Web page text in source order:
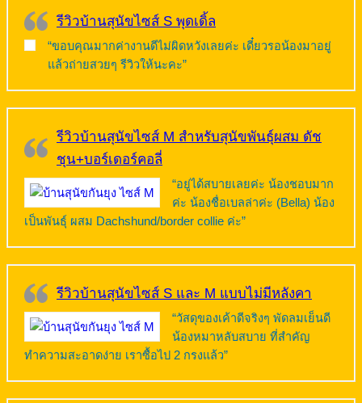
รีวิวบ้านสุนัขไซส์ S พุดเดิ้ล
“ขอบคุณมากค่างานดีไม่ผิดหวังเลยค่ะ เดี๋ยวรอน้องมาอยู่
แล้วถ่ายสวยๆ รีวิวให้นะคะ”
รีวิวบ้านสุนัขไซส์ M สำหรับสุนัขพันธุ์ผสม ดัช
ชุน+บอร์เดอร์คอลี่
“อยู่ได้สบายเลยค่ะ น้องชอบมาก
ค่ะ น้องชื่อเบลล่าค่ะ (Bella) น้อง
เป็นพันธุ์ ผสม Dachshund/border collie ค่ะ”
รีวิวบ้านสุนัขไซส์ S และ M แบบไม่มีหลังคา
“วัสดุของเค้าดีจริงๆ พัดลมเย็นดี
น้องหมาหลับสบาย ที่สำคัญ
ทำความสะอาดง่าย เราซื้อไป 2 กรงแล้ว”